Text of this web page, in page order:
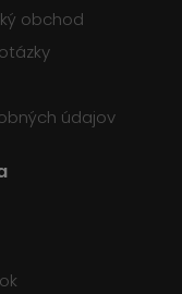
obchod
údajov